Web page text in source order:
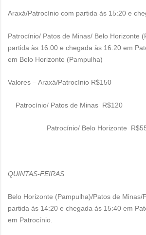
Araxá/Patrocínio com partida às 15:20 e
Patrocínio/ Patos de Minas/ Belo Horizonte
partida às 16:00 e chegada às 16:20 em
em Belo Horizonte (Pampulha)
Valores – Araxá/Patrocínio R$150
Patrocínio/ Patos de Minas R$120
Patrocínio/ Belo Horizonte
QUINTAS-FEIRAS
Belo Horizonte (Pampulha)/Patos de Minas/
partida às 14:20 e chegada às 15:40 em
em Patrocínio.